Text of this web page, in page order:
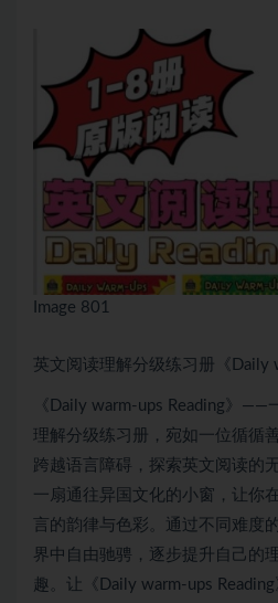
Image 801
英文阅读理解分级练习册《Daily
《Daily warm-ups Reading》——
理解分级练习册，宛如一位循循
跨越语言障碍，探索英文阅读的
一扇通往异国文化的小窗，让你
言的韵律与色彩。通过不同难度
界中自由驰骋，逐步提升自己的
趣。让《Daily warm-ups